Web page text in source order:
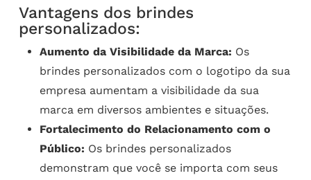
Vantagens dos brindes
personalizados:
Aumento da Visibilidade da Marca: Os
brindes personalizados com o logotipo da sua
empresa aumentam a visibilidade da sua
marca em diversos ambientes e situações.
Fortalecimento do Relacionamento com o
Público: Os brindes personalizados
demonstram que você se importa com seus